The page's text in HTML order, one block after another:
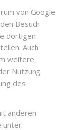
von Google
Besuch
dortigen
Auch
weitere
Nutzung
des
anderen
unter